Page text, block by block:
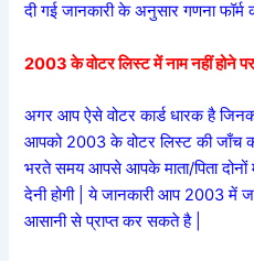
दी गई जानकारी के अनुसार गणना
2003 के वोटर लिस्ट में नाम नहीं होने
अगर आप ऐसे वोटर कार्ड धारक है
आपको 2003 के वोटर लिस्ट की जाँच
भरते समय आपसे आपके माता/पिता
देनी होगी | ये जानकारी आप 2003 में
आसानी से प्राप्त कर सकते है |